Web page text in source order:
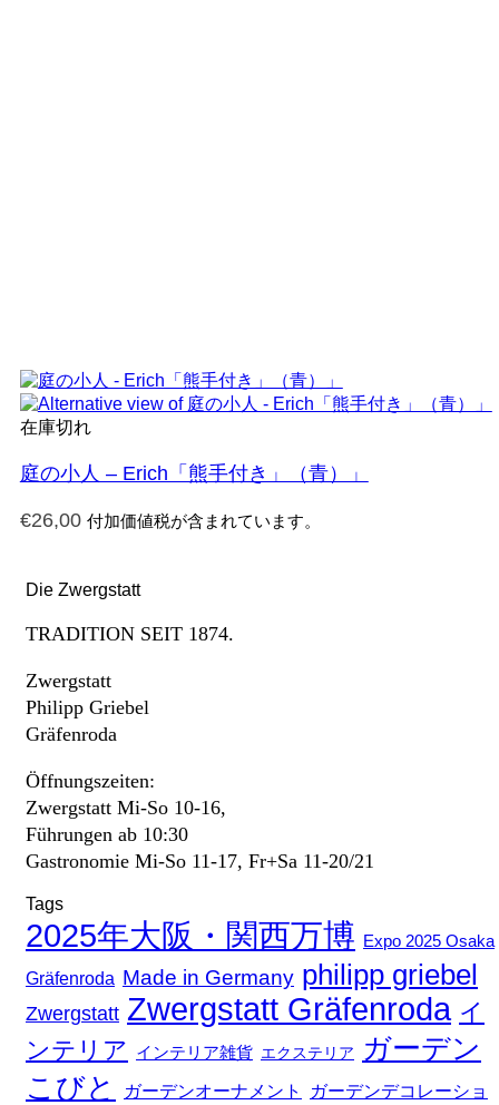
在庫切れ
庭の小人 – Erich「熊手付き」（青）」
€26,00 付加価値税が含まれています。
Die Zwergstatt
TRADITION SEIT 1874.
Zwergstatt
Philipp Griebel
Gräfenroda
Öffnungszeiten:
Zwergstatt Mi-So 10-16,
Führungen ab 10:30
Gastronomie Mi-So 11-17, Fr+Sa 11-20/21
Tags
2025年大阪・関西万博 Expo 2025 Osaka
Gräfenroda Made in Germany philipp griebel
Zwergstatt Zwergstatt Gräfenroda イ
ンテリア インテリア雑貨 エクステリア
ガーデン
こびと
ガーデンオーナメント
ガーデンデコレーショ